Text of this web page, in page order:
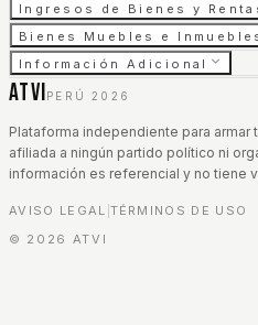
Ingresos de Bienes y
Bienes Muebles e
Información Adicional
ATVI PERÚ 2026
Plataforma independiente para armar
afiliada a ningún partido político ni
información es referencial y no tiene
AVISO LEGAL TÉRMINOS DE USO
© 2026 ATVI